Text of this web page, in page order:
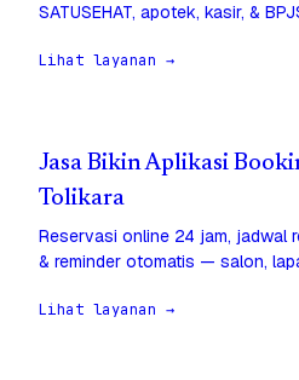
SATUSEHAT, apotek, kasir, &
Lihat layanan →
Jasa Bikin Aplikasi
Tolikara
Reservasi online 24 jam, jadwal
& reminder otomatis — salon,
Lihat layanan →